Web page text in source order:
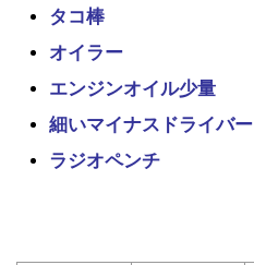
タコ棒
オイラー
エンジンオイル少量
細いマイナスドライバー
ラジオペンチ